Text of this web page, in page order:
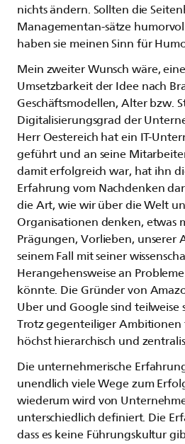
nichts ändern. Sollten die
Managementan-sätze
haben sie meinen Sinn für
Mein zweiter Wunsch wäre,
Umsetzbarkeit der Idee nach
Geschäftsmodellen, Alter bzw.
Digitalisierungsgrad der
Herr Oestereich hat ein IT-
geführt und an seine
damit erfolgreich war, hat ihn
Erfahrung vom Nachdenken
die Art, wie wir über die Welt
Organisationen denken, etwas
Prägungen, Vorlieben, unserer
seinem Fall mit seiner
Herangehensweise an
könnte. Die Gründer von
Uber und Google sind teilweise
Trotz gegenteiliger Ambitionen
höchst hierarchisch und
Die unternehmerische
unendlich viele Wege zum
wiederum wird von
unterschiedlich definiert. Die
dass es keine Führungskultur